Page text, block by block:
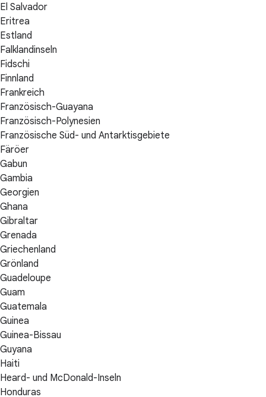
El Salvador
Eritrea
Estland
Falklandinseln
Fidschi
Finnland
Frankreich
Französisch-Guayana
Französisch-Polynesien
Französische Süd- und Antarktisgebiete
Färöer
Gabun
Gambia
Georgien
Ghana
Gibraltar
Grenada
Griechenland
Grönland
Guadeloupe
Guam
Guatemala
Guinea
Guinea-Bissau
Guyana
Haiti
Heard- und McDonald-Inseln
Honduras